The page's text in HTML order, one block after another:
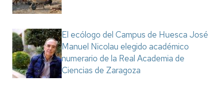
El ecólogo del Campus de Huesca José
Manuel Nicolau elegido académico
numerario de la Real Academia de
Ciencias de Zaragoza